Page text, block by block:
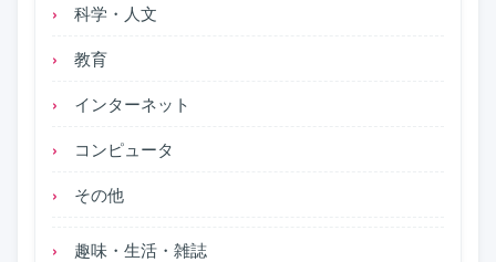
科学・人文
教育
インターネット
コンピュータ
その他
趣味・生活・雑誌